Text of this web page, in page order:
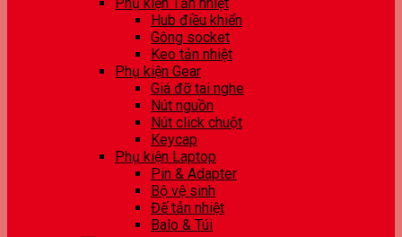
Hub điều khiển
Gông socket
Keo tản nhiệt
Phụ kiện Gear
Giá đỡ tai nghe
Nút nguồn
Nút click chuột
Keycap
Phụ kiện Laptop
Pin & Adapter
Bộ vệ sinh
Đế tản nhiệt
Balo & Túi